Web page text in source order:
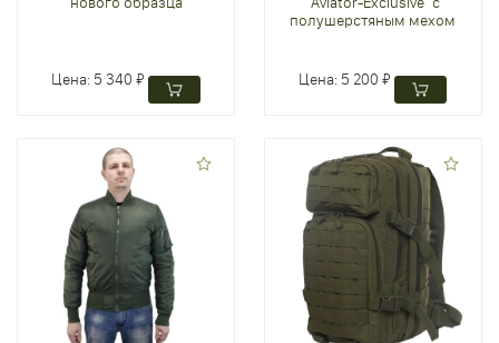
Цена: 5 340 ₽
полушерстяным мехом
Цена: 5 200 ₽